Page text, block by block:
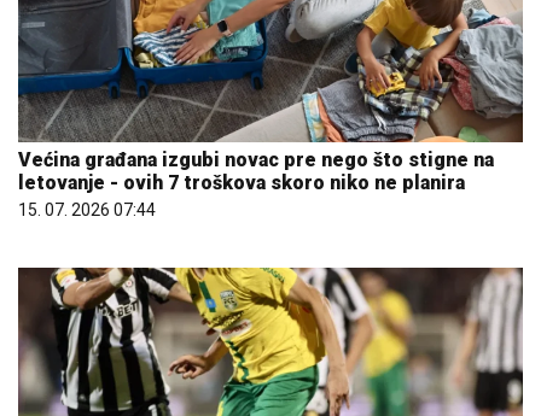
Većina građana izgubi novac pre nego što stigne na
letovanje - ovih 7 troškova skoro niko ne planira
15. 07. 2026 07:44